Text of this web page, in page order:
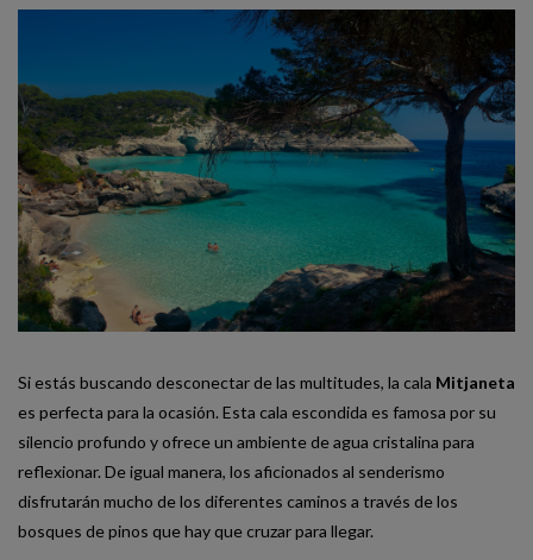
Si estás buscando desconectar de las multitudes, la cala Mitjaneta
es perfecta para la ocasión. Esta cala escondida es famosa por su
silencio profundo y ofrece un ambiente de agua cristalina para
reflexionar. De igual manera, los aficionados al senderismo
disfrutarán mucho de los diferentes caminos a través de los
bosques de pinos que hay que cruzar para llegar.